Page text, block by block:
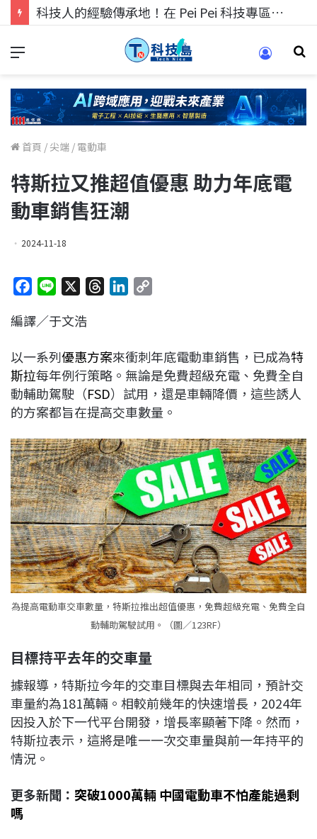
科技人的經驗傳承地！在 Pei Pei 科技專區，與學弟妹交流最硬核的技術
首頁 /尖端 / 電動車
特斯拉又推超值優惠 助力年底電
動車銷售狂潮
2024-11-18
c
b
o
o
k
n
a
d
s
e
d
I
n
L
i
n
k
編譯／于文浩
以一系列優惠方案來衝刺年底電動車銷售，已成為特
斯拉每年例行策略。無論是免費超級充電、免費全自
動輔助駕駛（FSD）試用，還是車輛降價，這些誘人
的方案都旨在提高交車數量。
為提高電動車交車數量，特斯拉推出超值優惠，免費超級充電、免費全自
動輔助駕駛試用。（圖／123RF）
目標持平去年的交車量
據報導，特斯拉今年的交車目標與去年相同，預計交
車量約為181萬輛。相較前幾年的快速增長，2024年
因投入於下一代平台開發，增長率顯著下降。然而，
特斯拉表示，這將是唯一一次交車量與前一年持平的
情況。
更多新聞： 突破1000萬輛 中國電動車不怕產能過剩
嗎